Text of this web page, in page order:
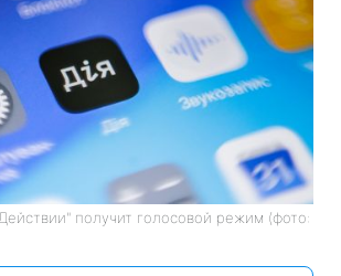
получит голосовой режим (фото: